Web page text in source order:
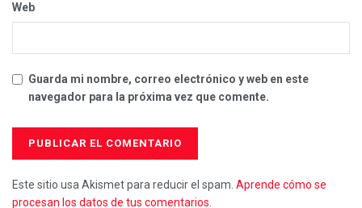
Web
Guarda mi nombre, correo electrónico y web en este
navegador para la próxima vez que comente.
Este sitio usa Akismet para reducir el spam. Aprende cómo se
procesan los datos de tus comentarios.